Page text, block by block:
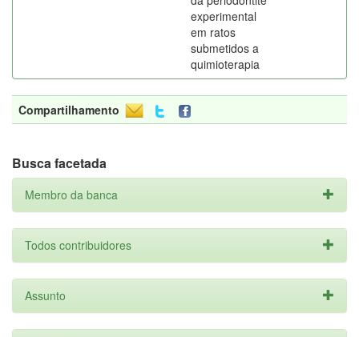
experimental
em ratos
submetidos a
quimioterapia
Compartilhamento
Busca facetada
Membro da banca
Todos contribuidores
Assunto